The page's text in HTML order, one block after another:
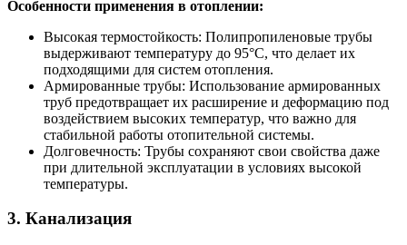
Особенности применения в отоплении:
Высокая термостойкость: Полипропиленовые трубы
выдерживают температуру до 95°C, что делает их
подходящими для систем отопления.
Армированные трубы: Использование армированных
труб предотвращает их расширение и деформацию под
воздействием высоких температур, что важно для
стабильной работы отопительной системы.
Долговечность: Трубы сохраняют свои свойства даже
при длительной эксплуатации в условиях высокой
температуры.
3. Канализация